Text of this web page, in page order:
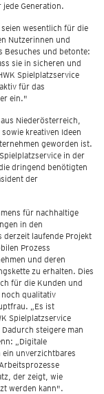
Generation.
wesentlich für die
Nutzerinnen und
Besuches und betonte:
sie in sicheren und
Spielplatzservice
für das
ein."
Niederösterreich,
kreativen Ideen
geworden ist.
in der
dringend benötigten
der
für nachhaltige
in den
derzeit laufende Projekt
Prozess
und deren
zu erhalten. Dies
für die Kunden und
qualitativ
„Es ist
Spielplatzservice
steigere man
„Digitale
unverzichtbares
der zeigt, wie
werden kann".